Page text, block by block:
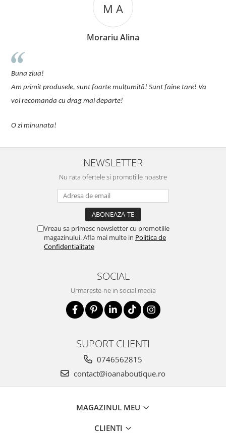
M A
Morariu Alina
Buna ziua!
Am primit produsele, sunt foarte mulțumită! Sunt faine tare! Va
voi recomanda cu drag mai departe!
O zi minunata!
NEWSLETTER
Nu rata ofertele si promotiile noastre
Vreau sa primesc newsletter cu promotiile
magazinului. Afla mai multe in Politica de
Confidentialitate
SOCIAL
Urmareste-ne in social media
SUPORT CLIENTI
0746562815
contact@ioanaboutique.ro
MAGAZINUL MEU
CLIENTI